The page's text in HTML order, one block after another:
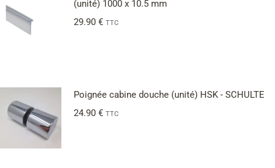
(unité) 1000 x 10.5 mm
29.90 € TTC
Poignée cabine douche (unité) HSK - SCHULTE
24.90 € TTC